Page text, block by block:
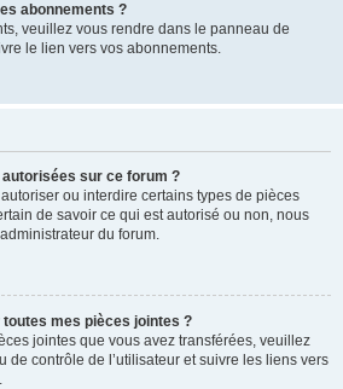
abonnements ?
veuillez vous rendre dans le panneau de
le lien vers vos abonnements.
sur ce forum ?
ou interdire certains types de pièces
de savoir ce qui est autorisé ou non, nous
du forum.
mes pièces jointes ?
jointes que vous avez transférées, veuillez
de contrôle de l’utilisateur et suivre les liens vers